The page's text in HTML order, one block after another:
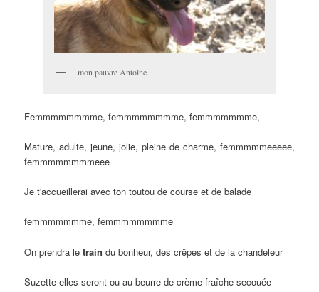
mon pauvre Antoine
Femmmmmmmme, femmmmmmmme, femmmmmmme,
Mature, adulte, jeune, jolie, pleine de charme, femmmmmeeeee,
femmmmmmmmeee
Je t'accueillerai avec ton toutou de course et de balade
femmmmmmme, femmmmmmmme
On prendra letraindu bonheur, des crêpes et de la chandeleur
Suzette elles seront ou au beurre de crème fraîche secouée